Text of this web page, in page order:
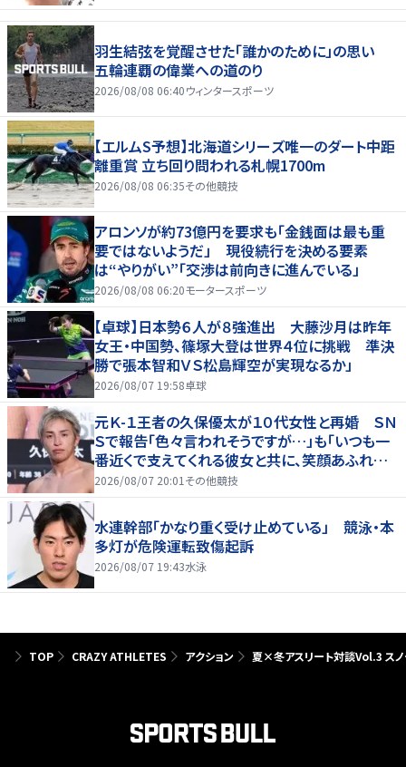
羽生結弦を覚醒させた「誰かのために」の思い
五輪連覇の偉業への道のり
2026/08/08 06:40ウィンタースポーツ
【エルムS予想】北海道シリーズ唯一のダート中距
離重賞 立ち回り問われる札幌1700m
2026/08/08 06:35その他競技
アロンソが約73億円を要求も「金銭面は最も重
要ではないようだ」 現役続行を決める要素
は“やりがい”「交渉は前向きに進んでいる」
2026/08/08 06:20モータースポーツ
【卓球】日本勢６人が８強進出 大藤沙月は昨年
女王・中国勢、篠塚大登は世界４位に挑戦 準決
勝で張本智和ＶＳ松島輝空が実現なるか」
2026/08/07 19:58卓球
元Ｋ-１王者の久保優太が１０代女性と再婚 ＳＮ
Ｓで報告「色々言われそうですが…」も「いつも一
番近くで支えてくれる彼女と共に、笑顔あふれる
家庭を築いていきたい」
2026/08/07 20:01 その他競技
水連幹部「かなり重く受け止めている」 競泳・本
多灯が危険運転致傷起訴
2026/08/07 19:43水泳
TOP CRAZY ATHLETES アクション 夏×冬アスリート対談Vol.3 ス